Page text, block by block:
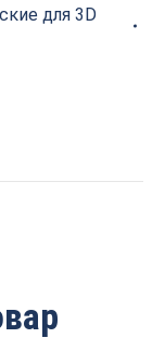
для 3D